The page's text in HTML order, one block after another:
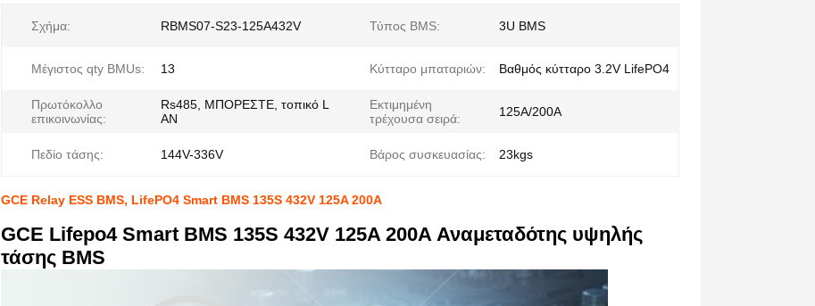
Σχήμα: RBMS07-S23-125A432V Τύπος BMS: 3U BMS
Μέγιστος qty BMUs: 13 Κύτταρο μπαταριών: Βαθμός κύτταρο 3.2V LifePO4
Πρωτόκολλο
επικοινωνίας:
Rs485, ΜΠΟΡΕΣΤΕ, τοπικό L
AN
Εκτιμημένη
τρέχουσα σειρά:
125A/200A
Πεδίο τάσης: 144V-336V Βάρος συσκευασίας: 23kgs
GCE Relay ESS BMS, LifePO4 Smart BMS 135S 432V 125A 200A
GCE Lifepo4 Smart BMS 135S 432V 125A 200A Αναμεταδότης υψηλής
τάσης BMS